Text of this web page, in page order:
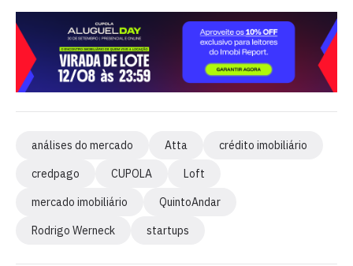
análises do mercado Atta
crédito imobiliário
credpago
CUPOLA
Loft
mercado imobiliário
QuintoAndar
Rodrigo Werneck
startups